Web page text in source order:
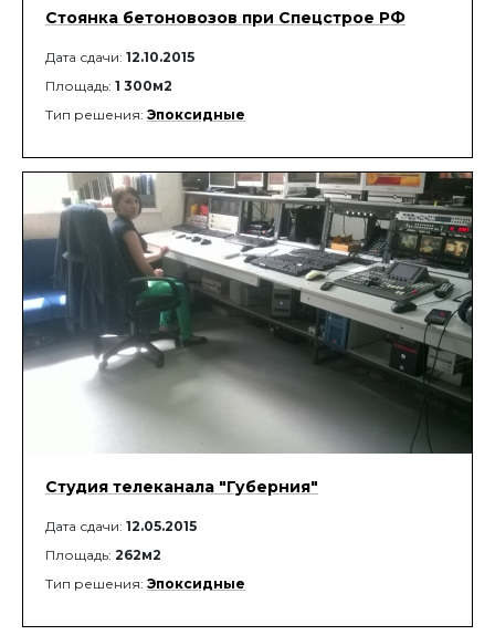
Стоянка бетоновозов при Спецстрое РФ
Дата сдачи: 12.10.2015
Площадь: 1 300м2
Тип решения: Эпоксидные
Студия телеканала "Губерния"
Дата сдачи: 12.05.2015
Площадь: 262м2
Тип решения: Эпоксидные